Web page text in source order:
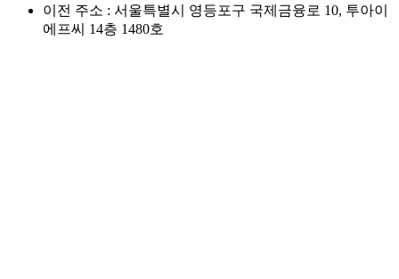
이전 주소 : 서울특별시 영등포구 국제금융로 10, 투아이
에프씨 14층 1480호